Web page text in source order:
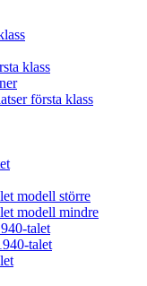
klass
första klass
modell större
modell mindre
talet
talet